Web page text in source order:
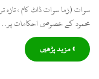
محمود کے خصوصی احکامات
» مزید پڑھیں